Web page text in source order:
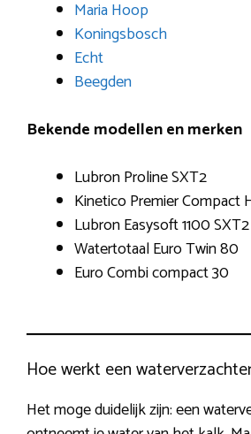
Maria Hoop
Koningsbosch
Echt
Beegden
Bekende modellen en merken
Lubron Proline SXT2
Kinetico Premier Compact
Lubron Easysoft 1100 SXT2
Watertotaal Euro Twin 80
Euro Combi compact 30
Hoe werkt een
Het moge duidelijk zijn: een